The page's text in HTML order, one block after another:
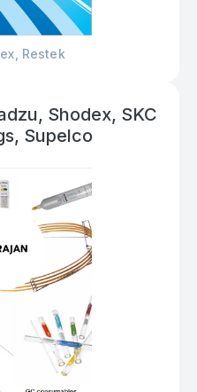
Restek
Shodex, SKC
Supelco